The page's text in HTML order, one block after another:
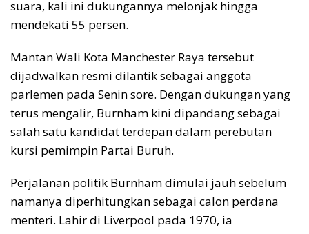
suara, kali ini dukungannya melonjak hingga
mendekati 55 persen.
Mantan Wali Kota Manchester Raya tersebut
dijadwalkan resmi dilantik sebagai anggota
parlemen pada Senin sore. Dengan dukungan yang
terus mengalir, Burnham kini dipandang sebagai
salah satu kandidat terdepan dalam perebutan
kursi pemimpin Partai Buruh.
Perjalanan politik Burnham dimulai jauh sebelum
namanya diperhitungkan sebagai calon perdana
menteri. Lahir di Liverpool pada 1970, ia